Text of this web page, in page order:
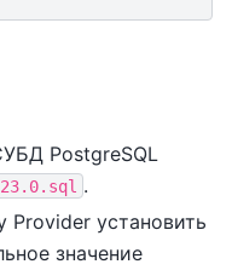
PostgreSQL
.
Provider установить
значение